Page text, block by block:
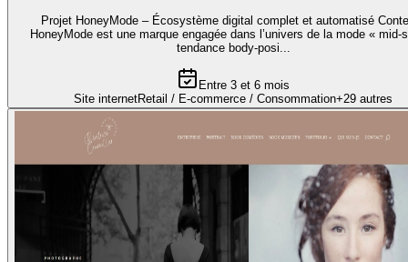
Projet HoneyMode – Écosystème digital complet et automatisé
HoneyMode est une marque engagée dans l’univers de la mode « mid-
tendance body-posi...
Entre 3 et 6 mois
Site internetRetail / E-commerce / Consommation+29 autres